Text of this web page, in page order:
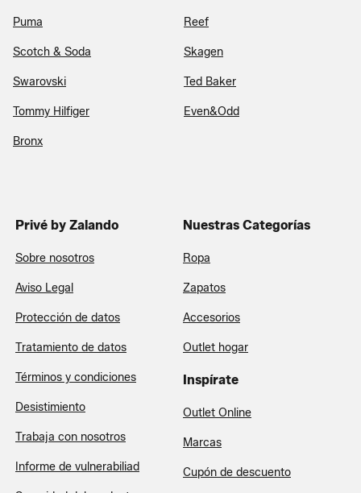
Puma Reef
Scotch & Soda Skagen
Swarovski Ted Baker
Tommy Hilfiger Even&Odd
Bronx
Privé by Zalando
Sobre nosotros
Aviso Legal
Protección de datos
Tratamiento de datos
Términos y condiciones
Desistimiento
Trabaja con nosotros
Informe de vulnerabiliad
Nuestras Categorías
Ropa
Zapatos
Accesorios
Outlet hogar
Inspírate
Outlet Online
Marcas
Cupón de descuento